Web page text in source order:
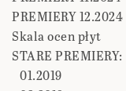
PREMIERY 12.2024
Skala ocen płyt
STARE PREMIERY:
01.2019